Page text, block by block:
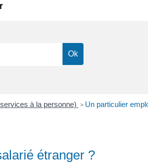
à la personne) > Un particulier
étranger ?